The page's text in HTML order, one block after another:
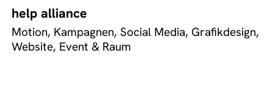
help alliance
Motion, Kampagnen, Social Media, Grafikdesign,
Website, Event & Raum